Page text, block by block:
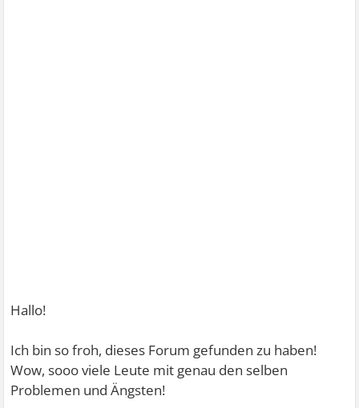
Hallo!
Ich bin so froh, dieses Forum gefunden zu haben!
Wow, sooo viele Leute mit genau den selben
Problemen und Ängsten!